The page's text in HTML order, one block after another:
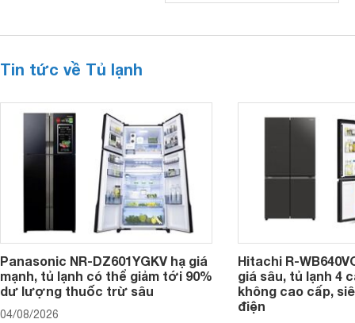
Tin tức về Tủ lạnh
Panasonic NR-DZ601YGKV hạ giá
mạnh, tủ lạnh có thể giảm tới 90%
dư lượng thuốc trừ sâu
04/08/2026
Hitachi R-
giá sâu, tủ lạnh 4
không cao cấp,
điện